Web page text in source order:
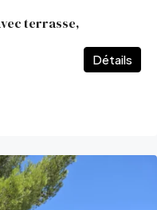
terrasse,
Détails